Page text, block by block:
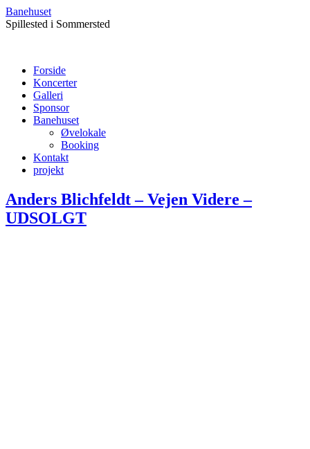
Banehuset
Spillested i Sommersted
Forside
Koncerter
Galleri
Sponsor
Banehuset
Øvelokale
Booking
Kontakt
projekt
Anders Blichfeldt – Vejen Videre –
UDSOLGT